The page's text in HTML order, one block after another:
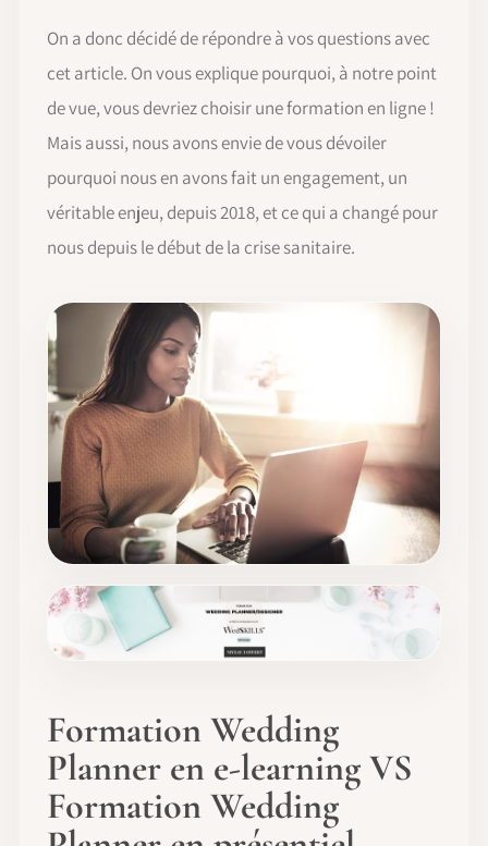
On a donc décidé de répondre à vos questions avec
cet article. On vous explique pourquoi, à notre point
de vue, vous devriez choisir une formation en ligne !
Mais aussi, nous avons envie de vous dévoiler
pourquoi nous en avons fait un engagement, un
véritable enjeu, depuis 2018, et ce qui a changé pour
nous depuis le début de la crise sanitaire.
Formation Wedding
Planner en e-learning VS
Formation Wedding